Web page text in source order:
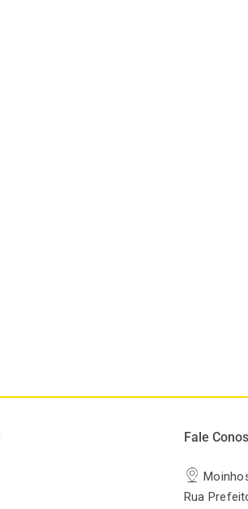
Fale
Rua